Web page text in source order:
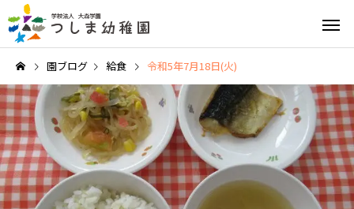
英語教育 園の特
園ブログ 給食 令和5年7月18日(火)